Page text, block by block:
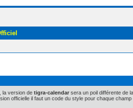
la version detigra-calendar sera un poil différente de
officielle il faut un code du style pour chaque champ